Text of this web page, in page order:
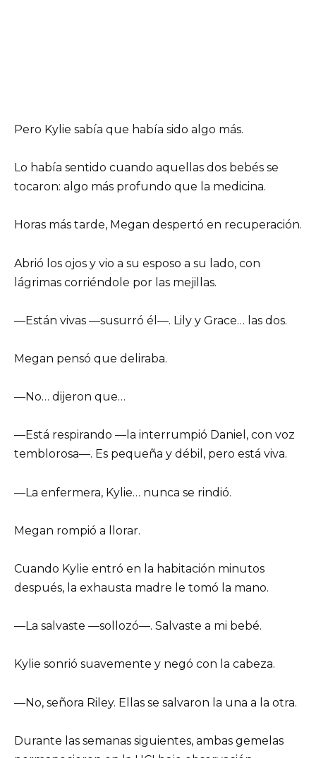
Pero Kylie sabía que había sido algo más.
Lo había sentido cuando aquellas dos bebés se
tocaron: algo más profundo que la medicina.
Horas más tarde, Megan despertó en recuperación.
Abrió los ojos y vio a su esposo a su lado, con
lágrimas corriéndole por las mejillas.
—Están vivas —susurró él—. Lily y Grace… las dos.
Megan pensó que deliraba.
—No… dijeron que…
—Está respirando —la interrumpió Daniel, con voz
temblorosa—. Es pequeña y débil, pero está viva.
—La enfermera, Kylie… nunca se rindió.
Megan rompió a llorar.
Cuando Kylie entró en la habitación minutos
después, la exhausta madre le tomó la mano.
—La salvaste —sollozó—. Salvaste a mi bebé.
Kylie sonrió suavemente y negó con la cabeza.
—No, señora Riley. Ellas se salvaron la una a la otra.
Durante las semanas siguientes, ambas gemelas